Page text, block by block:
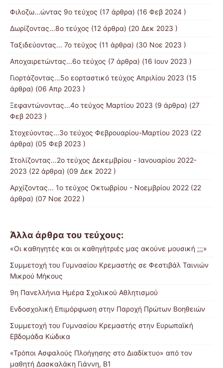
Φιλοζω...ώντας 9ο τεύχος (17 άρθρα) (16 Φεβ 2024 )
Δωρίζοντας...8ο τεύχος (12 άρθρα) (20 Δεκ 2023 )
Ταξιδεύοντας... 7ο τεύχος (11 άρθρα) (30 Νοε 2023 )
Αποχαιρετώντας...6ο τεύχος (7 άρθρα) (16 Ιουν 2023 )
Γιορτάζοντας...5ο εορταστικό τεύχος Απριλίου 2023 (15
άρθρα) (06 Απρ 2023 )
Ξεφαντώνοντας...4ο τεύχος Μαρτίου 2023 (9 άρθρα) (27
Φεβ 2023 )
Στοχεύοντας...3ο τεύχος Φεβρουαρίου-Μαρτίου 2023 (22
άρθρα) (05 Φεβ 2023 )
Στολίζοντας...2ο τεύχος Δεκεμβρίου - Ιανουαρίου 2022-
2023 (22 άρθρα) (09 Δεκ 2022 )
Αρχίζοντας... 1ο τεύχος Οκτωβρίου - Νοεμβρίου 2022 (22
άρθρα) (07 Νοε 2022 )
Άλλα άρθρα του τεύχους:
«Οι καθηγητές και οι καθηγήτριές μας ακούνε μουσική ;;;»
Συμμετοχή του Γυμνασίου Κρεμαστής σε Φεστιβάλ Ταινιών
Μικρού Μήκους
9η Πανελλήνια Ημέρα Σχολικού Αθλητισμού
Ενδοσχολική Επιμόρφωση στην Παροχή Πρώτων Βοηθειών
Συμμετοχή του Γυμνασίου Κρεμαστής στην Ευρωπαϊκή
Eβδομάδα Kώδικα
«Τρόποι Ασφαλούς Πλοήγησης στο Διαδίκτυο» από τον
μαθητή Δασκαλάκη Γιάννη, Β1